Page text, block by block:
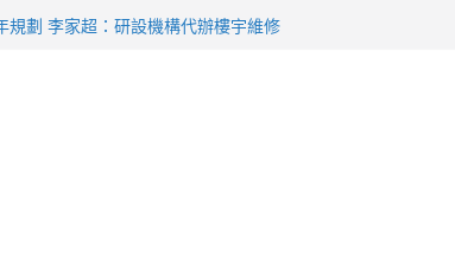
倉管員准保釋候訊
規劃 李家超：研設機構代辦樓宇維修